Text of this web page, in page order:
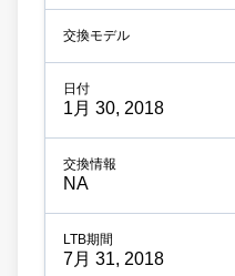
1月 30, 2018
NA
7月 31, 2018